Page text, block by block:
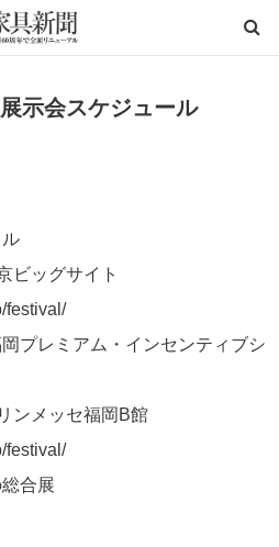
示会スケジュール
ビッグサイト
festival/
プレミアム・インセンティブシ
ンメッセ福岡B館
festival/
合展